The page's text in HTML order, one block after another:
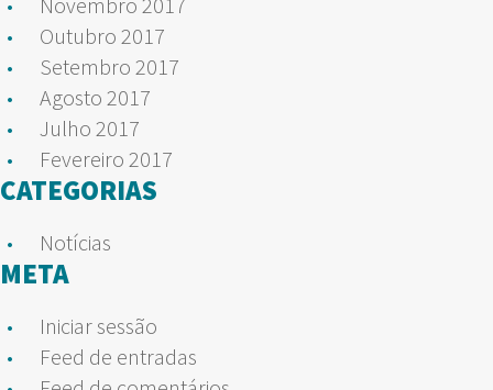
Outubro 2017
Setembro 2017
Agosto 2017
Julho 2017
Fevereiro 2017
CATEGORIAS
Notícias
META
Iniciar sessão
Feed de entradas